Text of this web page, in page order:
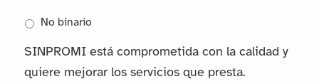
No binario
SINPROMI está comprometida con la calidad y
quiere mejorar los servicios que presta.